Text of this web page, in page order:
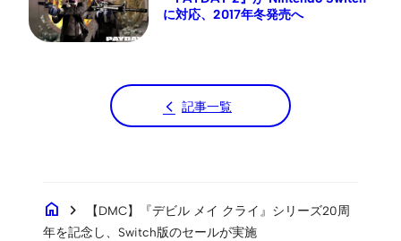
に対応、2017年冬発売へ
記事一覧
home chevron_right
【DMC】『デビル メイ クライ』シリーズ20周
年を記念し、Switch版のセールが実施